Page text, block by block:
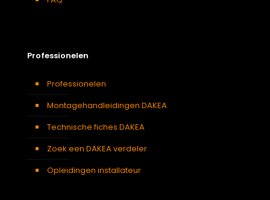
Professionelen
Professionelen
Montagehandleidingen DAKEA
Technische fiches DAKEA
Zoek een DAKEA verdeler
Opleidingen installateur